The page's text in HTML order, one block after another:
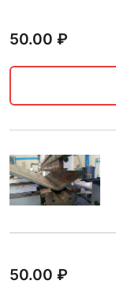
50.00 ₽
50.00 ₽